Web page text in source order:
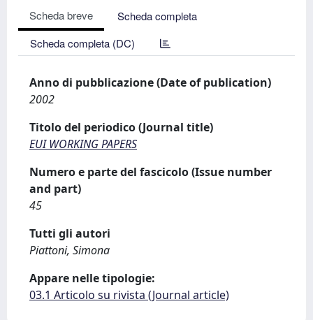
Scheda breve
Scheda completa
Scheda completa (DC)
Anno di pubblicazione (Date of publication)
2002
Titolo del periodico (Journal title)
EUI WORKING PAPERS
Numero e parte del fascicolo (Issue number
and part)
45
Tutti gli autori
Piattoni, Simona
Appare nelle tipologie:
03.1 Articolo su rivista (Journal article)